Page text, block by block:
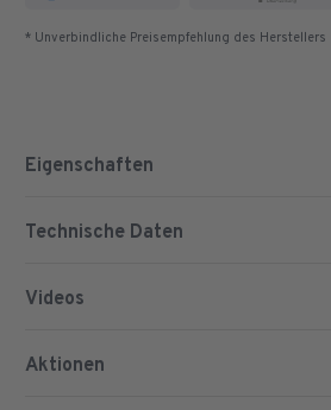
* Unverbindliche Preisempfehlung des Herstellers
Eigenschaften
Technische Daten
Videos
Aktionen